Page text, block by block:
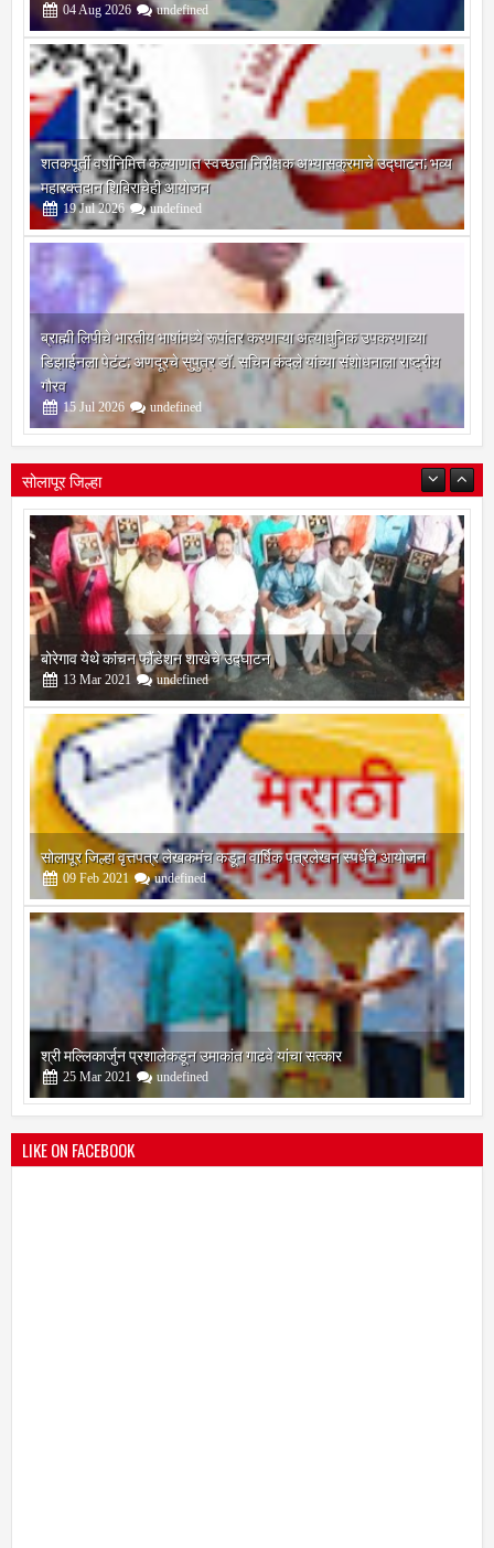
04 Aug 2026 undefined
शतकपूर्ती वर्षानिमित्त कल्याणात स्वच्छता निरीक्षक अभ्यासक्रमाचे उद्घाटन; भव्य
महारक्तदान शिबिराचेही आयोजन
19 Jul 2026 undefined
ब्राह्मी लिपीचे भारतीय भाषांमध्ये रूपांतर करणाऱ्या अत्याधुनिक उपकरणाच्या
डिझाईनला पेटंट; अणदूरचे सुपुत्र डॉ. सचिन कंदले यांच्या संशोधनाला राष्ट्रीय
गौरव
15 Jul 2026 undefined
सोलापूर जिल्हा
बोरेगाव येथे कांचन फौंडेशन शाखेचे उद्घाटन
13 Mar 2021 undefined
सोलापूर जिल्हा वृत्तपत्र लेखकमंच कडून वार्षिक पत्रलेखन स्पर्धेचे आयोजन
09 Feb 2021 undefined
श्री मल्लिकार्जुन प्रशालेकडून उमाकांत गाढवे यांचा सत्कार
25 Mar 2021 undefined
LIKE ON FACEBOOK